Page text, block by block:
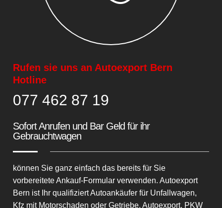
Rufen sie uns an Autoexport Bern
Hotline
077 462 87 19
Sofort Anrufen und Bar Geld für ihr
Gebrauchtwagen
können Sie ganz einfach das bereits für Sie
vorbereiteteAnkauf-Formular verwenden. Autoexport
Bern ist Ihr qualifiziert Autoankäufer für Unfallwagen,
Kfz mit Motorschaden oder Getriebe.Autoexport, PKW